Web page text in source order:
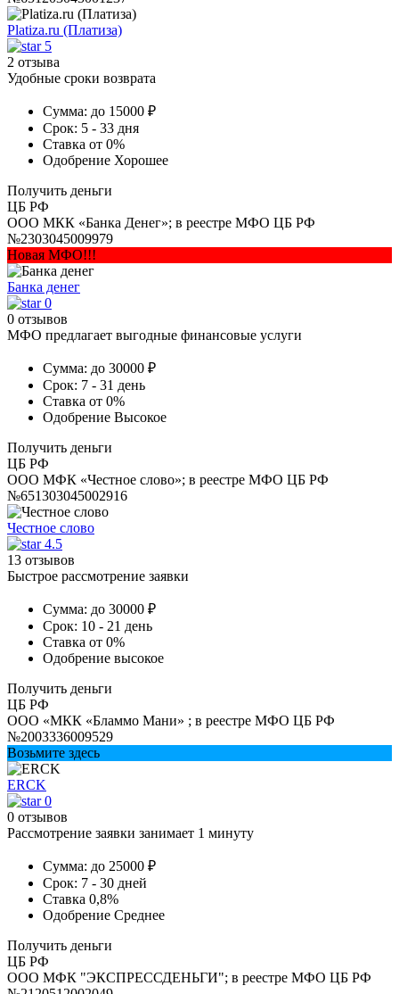
Platiza.ru (Платиза)
5
2 отзыва
Удобные сроки возврата
Сумма: до 15000 ₽
Срок: 5 - 33 дня
Ставка от 0%
Одобрение Хорошее
Получить деньги
ЦБ РФ
ООО МКК «Банка Денег»; в реестре МФО ЦБ РФ
№2303045009979
Новая МФО!!!
Банка денег
0
0 отзывов
МФО предлагает выгодные финансовые услуги
Сумма: до 30000 ₽
Срок: 7 - 31 день
Ставка от 0%
Одобрение Высокое
Получить деньги
ЦБ РФ
ООО МФК «Честное слово»; в реестре МФО ЦБ РФ
№651303045002916
Честное слово
4.5
13 отзывов
Быстрое рассмотрение заявки
Сумма: до 30000 ₽
Срок: 10 - 21 день
Ставка от 0%
Одобрение высокое
Получить деньги
ЦБ РФ
ООО «МКК «Бламмо Мани» ; в реестре МФО ЦБ РФ
№2003336009529
Возьмите здесь
ERCK
0
0 отзывов
Рассмотрение заявки занимает 1 минуту
Сумма: до 25000 ₽
Срок: 7 - 30 дней
Ставка 0,8%
Одобрение Среднее
Получить деньги
ЦБ РФ
ООО МФК "ЭКСПРЕССДЕНЬГИ"; в реестре МФО ЦБ РФ